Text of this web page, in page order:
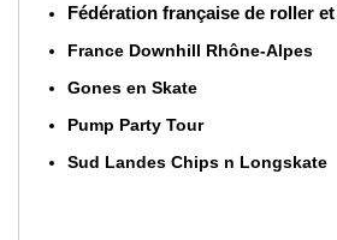
Fédération française de roller
France Downhill Rhône-Alpes
Gones en Skate
Pump Party Tour
Sud Landes Chips n Longskate